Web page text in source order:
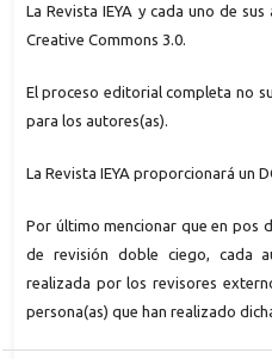
La Revista IEYA y cada uno de
Creative Commons 3.0.
El proceso editorial completa no
para los autores(as).
La Revista IEYA proporcionará un
Por último mencionar que en pos
de revisión doble ciego, cada
realizada por los revisores
persona(as) que han realizado